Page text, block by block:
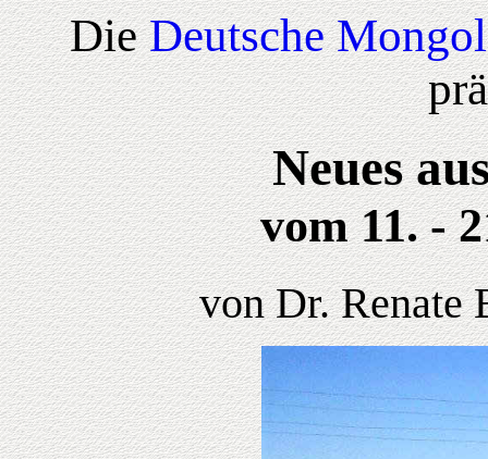
DieDeutsche
Neues
vom 11. -
von Dr. Renate